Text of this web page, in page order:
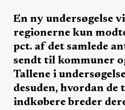
En ny undersøgelse
regionerne kun
pct. af det samlede
sendt til kommuner
Tallene i
desuden, hvordan de
indkøbere breder